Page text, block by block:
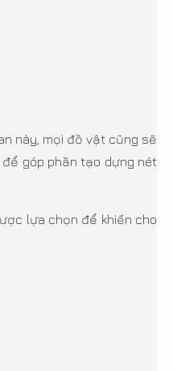
này, mọi đồ vật cũng sẽ
góp phần tạo dựng nét
lựa chọn để khiến cho